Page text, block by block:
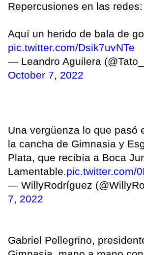
Repercusiones en las redes:
Aquí un herido de bala de
pic.twitter.com/Dsik7uvNTe
— Leandro Aguilera
October 7, 2022
Una vergüenza lo que pasó
la cancha de Gimnasia y
Plata, que recibía a Boca
Lamentable.pic.twitter.com/
— WillyRodríguez
7, 2022
Gabriel Pellegrino,